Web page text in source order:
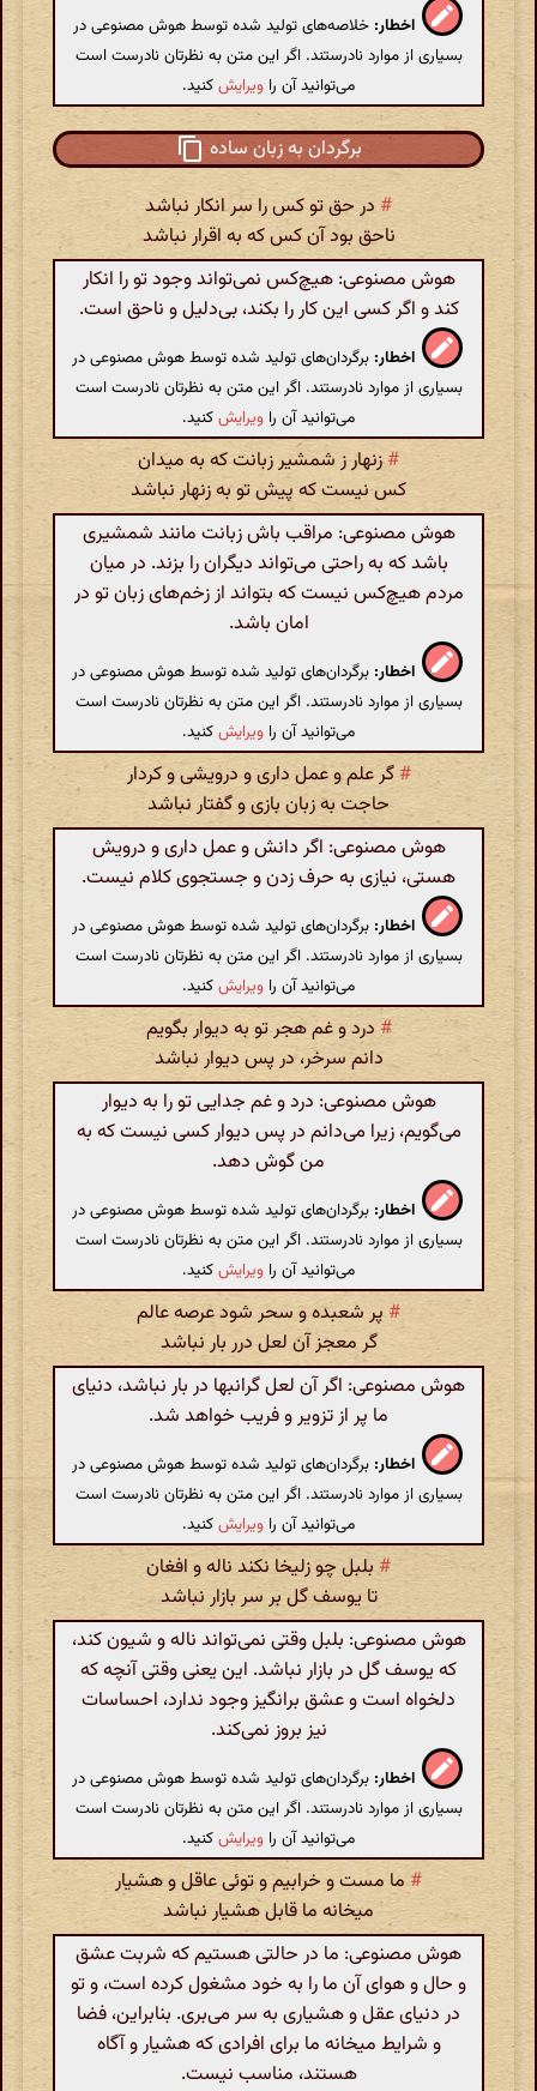
اخطار: خلاصه‌های تولید شده توسط هوش مصنوعی در
بسیاری از موارد نادرستند. اگر این متن به نظرتان نادرست است
می‌توانید آن را ویرایشکنید.
برگردان به زبان ساده
# در حق تو کس را سر انکار نباشد
ناحق بود آن کس که به اقرار نباشد
هوش مصنوعی: هیچ‌کس نمی‌تواند وجود تو را انکار
کند و اگر کسی این کار را بکند، بی‌دلیل و ناحق است.
اخطار: برگردان‌های تولید شده توسط هوش مصنوعی در
بسیاری از موارد نادرستند. اگر این متن به نظرتان نادرست است
می‌توانید آن را ویرایشکنید.
# زنهار ز شمشیر زبانت که به میدان
کس نیست که پیش تو به زنهار نباشد
هوش مصنوعی: مراقب باش زبانت مانند شمشیری
باشد که به راحتی می‌تواند دیگران را بزند. در میان
مردم هیچ‌کس نیست که بتواند از زخم‌های زبان تو در
امان باشد.
اخطار: برگردان‌های تولید شده توسط هوش مصنوعی در
بسیاری از موارد نادرستند. اگر این متن به نظرتان نادرست است
می‌توانید آن را ویرایشکنید.
# گر علم و عمل داری و درویشی و کردار
حاجت به زبان بازی و گفتار نباشد
هوش مصنوعی: اگر دانش و عمل داری و درویش
هستی، نیازی به حرف زدن و جستجوی کلام نیست.
اخطار: برگردان‌های تولید شده توسط هوش مصنوعی در
بسیاری از موارد نادرستند. اگر این متن به نظرتان نادرست است
می‌توانید آن را ویرایشکنید.
# درد و غم هجر تو به دیوار بگویم
دانم سرخر، در پس دیوار نباشد
هوش مصنوعی: درد و غم جدایی تو را به دیوار
می‌گویم، زیرا می‌دانم در پس دیوار کسی نیست که به
من گوش دهد.
اخطار: برگردان‌های تولید شده توسط هوش مصنوعی در
بسیاری از موارد نادرستند. اگر این متن به نظرتان نادرست است
می‌توانید آن را ویرایشکنید.
# پر شعبده و سحر شود عرصه عالم
گر معجز آن لعل درر بار نباشد
هوش مصنوعی: اگر آن لعل گرانبها در بار نباشد، دنیای
ما پر از تزویر و فریب خواهد شد.
اخطار: برگردان‌های تولید شده توسط هوش مصنوعی در
بسیاری از موارد نادرستند. اگر این متن به نظرتان نادرست است
می‌توانید آن را ویرایشکنید.
# بلبل چو زلیخا نکند ناله و افغان
تا یوسف گل بر سر بازار نباشد
هوش مصنوعی: بلبل وقتی نمی‌تواند ناله و شیون کند،
که یوسف گل در بازار نباشد. این یعنی وقتی آنچه که
دلخواه است و عشق برانگیز وجود ندارد، احساسات
نیز بروز نمی‌کند.
اخطار: برگردان‌های تولید شده توسط هوش مصنوعی در
بسیاری از موارد نادرستند. اگر این متن به نظرتان نادرست است
می‌توانید آن را ویرایشکنید.
# ما مست و خرابیم و توئی عاقل و هشیار
میخانه ما قابل هشیار نباشد
هوش مصنوعی: ما در حالتی هستیم که شربت عشق
و حال و هوای آن ما را به خود مشغول کرده است، و تو
در دنیای عقل و هشیاری به سر می‌بری. بنابراین، فضا
و شرایط میخانه ما برای افرادی که هشیار و آگاه
هستند، مناسب نیست.